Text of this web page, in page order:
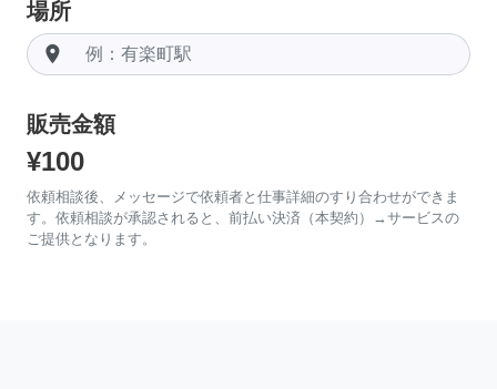
場所
room
販売金額
¥100
依頼相談後、メッセージで依頼者と仕事詳細のすり合わせができま
す。依頼相談が承認されると、前払い決済（本契約）→サービスの
ご提供となります。